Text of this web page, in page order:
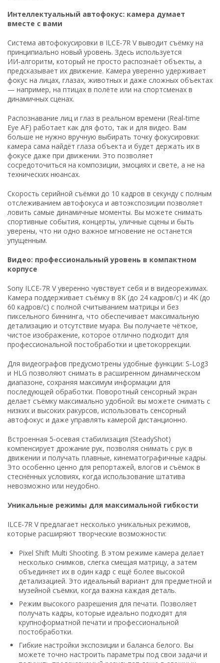
Интеллектуальный автофокус: камера думает
вместе с вами
Система автофокусировки в ILCE‑7R V выводит съёмку на
принципиально новый уровень. Здесь используется
ИИ‑алгоритм, который не просто распознаёт объекты, а
предсказывает их движение. Камера уверенно удерживает
фокус на лицах, глазах, животных и даже сложных объектах
— например, на птицах в полёте или на спортсменах в
динамичных сценах.
Распознавание лиц и глаз в реальном времени (Real‑time
Eye AF) работает как для фото, так и для видео. Вам
больше не нужно вручную выбирать точку фокусировки:
камера сама найдёт глаза объекта и будет держать их в
фокусе даже при движении. Это позволяет
сосредоточиться на композиции, эмоциях и свете, а не на
технических нюансах.
Скорость серийной съёмки до 10 кадров в секунду с полным
отслеживанием автофокуса и автоэкспозиции позволяет
ловить самые динамичные моменты. Вы можете снимать
спортивные события, концерты, уличные сцены и быть
уверены, что ни одно важное мгновение не останется
упущенным.
Видео: профессиональный уровень в компактном
корпусе
Sony ILCE‑7R V уверенно чувствует себя и в видеорежимах.
Камера поддерживает съёмку в 8K (до 24 кадров/с) и 4K (до
60 кадров/с) с полной считыванием матрицы и без
пиксельного биннинга, что обеспечивает максимальную
детализацию и отсутствие муара. Вы получаете чёткое,
чистое изображение, которое отлично подходит для
профессиональной постобработки и цветокоррекции.
Для видеографов предусмотрены удобные функции: S‑Log3
и HLG позволяют снимать в расширенном динамическом
диапазоне, сохраняя максимум информации для
последующей обработки. Поворотный сенсорный экран
делает съёмку максимально удобной: вы можете снимать с
низких и высоких ракурсов, использовать сенсорный
автофокус и даже управлять камерой дистанционно.
Встроенная 5‑осевая стабилизация (SteadyShot)
компенсирует дрожание рук, позволяя снимать с рук в
движении и получать плавные, кинематографичные кадры.
Это особенно ценно для репортажей, влогов и съёмок в
стеснённых условиях, когда использование штатива
невозможно или неудобно.
Уникальные режимы для максимальной гибкости
ILCE‑7R V предлагает несколько уникальных режимов,
которые расширяют творческие возможности:
Pixel Shift Multi Shooting. В этом режиме камера делает
несколько снимков, слегка смещая матрицу, а затем
объединяет их в один кадр с ещё более высокой
детализацией. Это идеальный вариант для предметной и
музейной съёмки, когда важна каждая деталь.
Режим высокого разрешения для печати. Позволяет
получать кадры, которые идеально подходят для
крупноформатной печати и профессиональной
постобработки.
Гибкие настройки экспозиции и баланса белого. Вы
можете точно настроить параметры под свои задачи и